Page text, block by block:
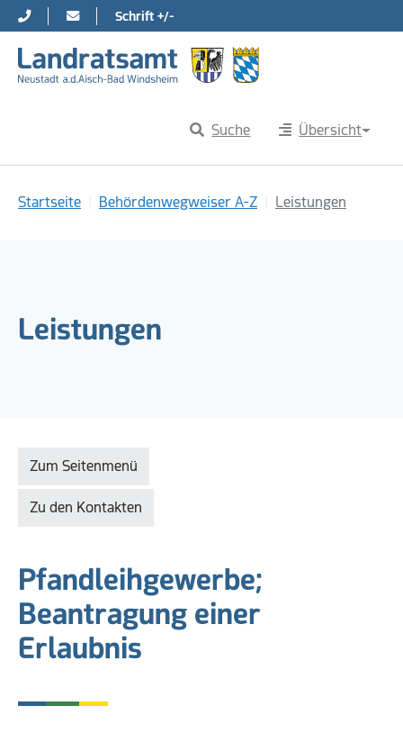
Direkt zur Hauptnavigation springen
Direkt zum Inhalt springen
Schrift +/-
Suche Übersicht
Startseite Behördenwegweiser A-Z Leistungen
Leistungen
Zum Seitenmenü
Zu den Kontakten
Pfandleihgewerbe;
Beantragung einer
Erlaubnis